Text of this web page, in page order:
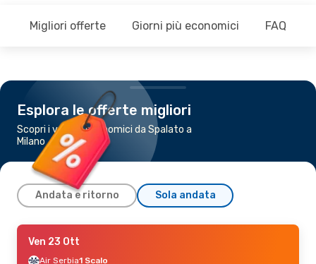
Migliori offerte Giorni più economici FAQ
Esplora le offerte migliori
Scopri i voli più economici da Spalato a
Milano
Andata e ritorno Sola andata
Gio 27 Ago
EasyjetDiretto
Ven 23 Ott
Air Serbia1 Scalo